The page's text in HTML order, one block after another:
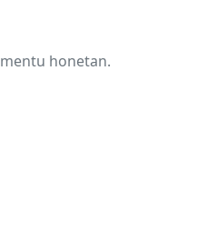
honetan.